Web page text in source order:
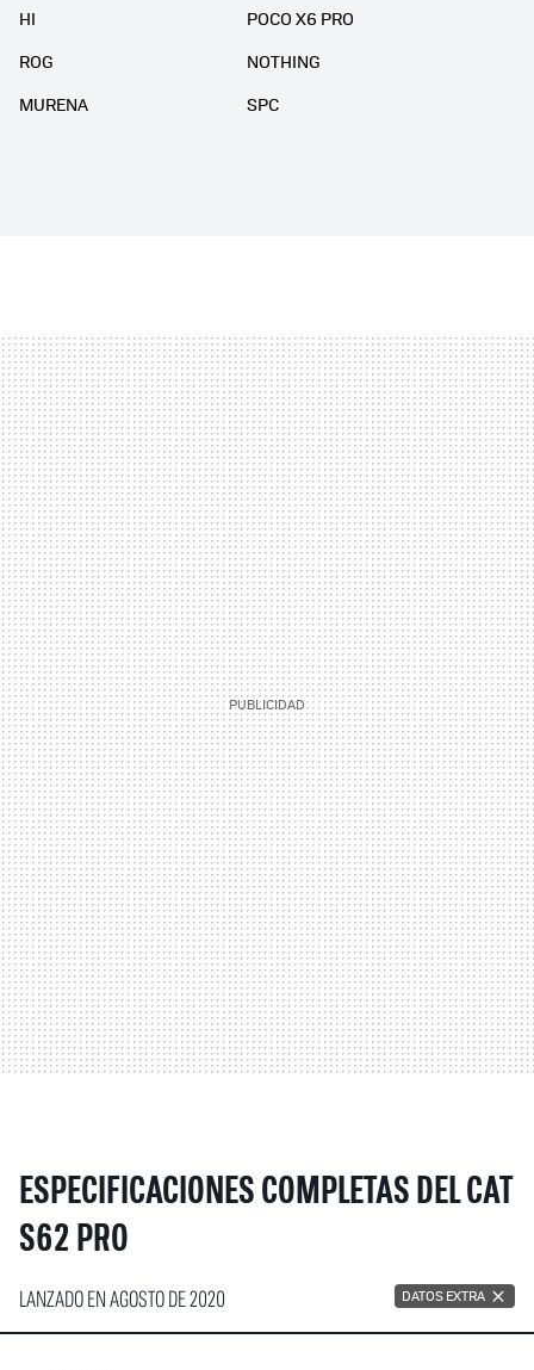
HI
POCO X6 PRO
ROG
NOTHING
MURENA
SPC
ESPECIFICACIONES COMPLETAS DEL CAT
S62 PRO
LANZADO EN AGOSTO DE 2020 DATOS EXTRA